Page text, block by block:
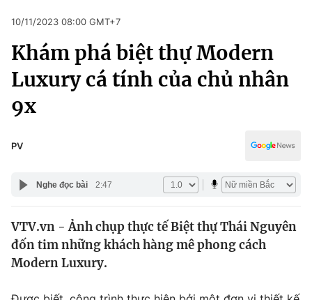
Chuyên mục
Chính trị
Xã hội
Pháp luật
Y tế
Thế giới
Tin tức
Kinh tế
Pháp luật
Kinh tế
Thể thao
Truyền hình
10/11/2023 08:00 GMT+7
Khám phá biệt thự Modern
Luxury cá tính của chủ nhân
9x
PV
Nghe đọc bài 2:47
VTV.vn - Ảnh chụp thực tế Biệt thự Thái Nguyên
đốn tim những khách hàng mê phong cách
Modern Luxury.